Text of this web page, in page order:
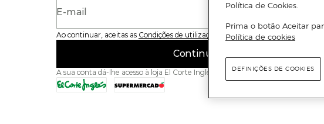
E-mail
Ao continuar, aceitas as Condições de utilização do site
Continuar
A sua conta dá-lhe acesso à loja El Corte Inglés e ao Supermercado El Corte
Política de Cookies.
Prima o botão Aceitar
Política de cookies
DEFINIÇÕES DE COOKIES